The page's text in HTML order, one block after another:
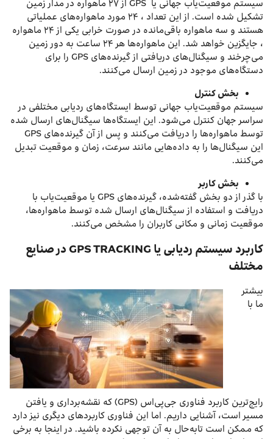
سیستم موقعیت‌یاب جهانی یا GPS از ۲۷ ماهواره در مدار زمین
تشکیل شده است. از این تعداد ، ۲۴ مورد ماهواره‌های عملیاتی
هستند و سه ماهواره باقی‌مانده در صورت خرابی یکی از ۲۴ ماهواره
، جایگزین خواهد شد. این ماهواره‌ها هر ۲۴ ساعت به دور زمین
می‌چرخند و سیگنال‌های دریافتی از گیرنده‌های GPS را برای
دستگاه‌های موجود در زمین ارسال می‌کنند.
بخش کنترل
سیستم موقعیت‌یاب جهانی توسط ایستگاه‌های ردیابی مختلفی در
سراسر جهان کنترل می‌شود. این ایستگاه‌ها سیگنال‌های ارسال شده
توسط ماهواره‌ها را دریافت می‌کنند و پس از آن گیرنده‌های GPS
این سیگنال‌ها را به داده‌هایی مانند سرعت، زمان و موقعیت تبدیل
می‌کنند.
بخش کاربر
با گذر از دو بخش گفته‌شده، گیرنده‌های GPS یا موقعیت‌یاب با
دریافت و استفاده از سیگنال‌های ارسال شده توسط ماهواره‌ها،
موقعیت زمانی و مکانی کاربران را مشخص می‌کنند.
کاربرد سیستم ردیابی یا GPS TRACKING در صنایع
مختلف
بیشتر
ما با
رایج‌ترین کاربرد فناوری جی‌پی‌اس (GPS) که نقشه‌برداری و یافتن
مسیر است، آشنایی داریم. اما این فناوری کاربردهای دیگری نیز دارد
که ممکن است تابه‌حال به آن توجهی نکرده‌ باشید. در اینجا به برخی